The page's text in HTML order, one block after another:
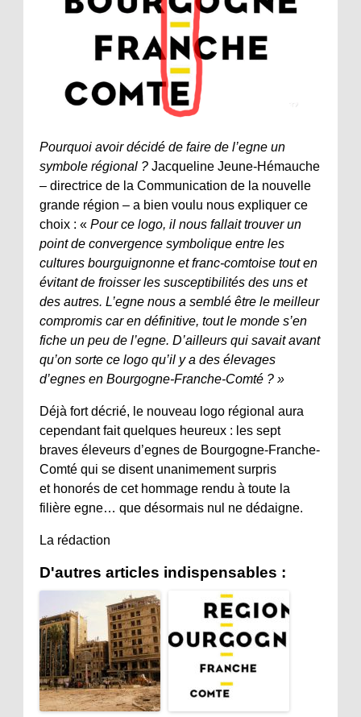
Pourquoi avoir décidé de faire de l’egne un
symbole régional ? Jacqueline Jeune-Hémauche
– directrice de la Communication de la nouvelle
grande région – a bien voulu nous expliquer ce
choix : « Pour ce logo, il nous fallait trouver un
point de convergence symbolique entre les
cultures bourguignonne et franc-comtoise tout en
évitant de froisser les susceptibilités des uns et
des autres. L’egne nous a semblé être le meilleur
compromis car en définitive, tout le monde s’en
fiche un peu de l’egne. D’ailleurs qui savait avant
qu’on sorte ce logo qu’il y a des élevages
d’egnes en Bourgogne-Franche-Comté ? »
Déjà fort décrié, le nouveau logo régional aura
cependant fait quelques heureux : les sept
braves éleveurs d’egnes de Bourgogne-Franche-
Comté qui se disent unanimement surpris
et honorés de cet hommage rendu à toute la
filière egne… que désormais nul ne dédaigne.
La rédaction
D'autres articles indispensables :